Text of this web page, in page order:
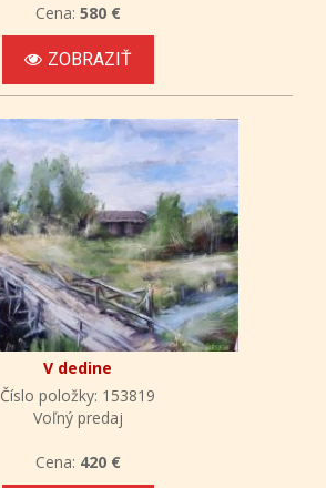
Cena: 580 €
ZOBRAZIŤ
V dedine
Číslo položky: 153819
Voľný predaj
Cena: 420 €